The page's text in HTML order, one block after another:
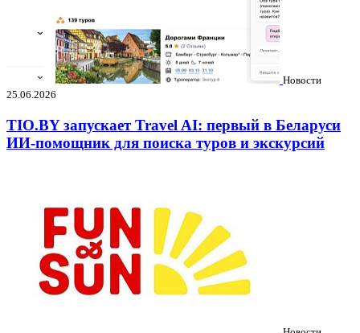
Новости
25.06.2026
TIO.BY запускает Travel AI: первый в Беларуси
ИИ-помощник для поиска туров и экскурсий